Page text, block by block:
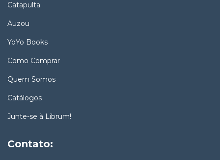
Catapulta
Auzou
YoYo Books
Como Comprar
Quem Somos
Catálogos
Junte-se à Librum!
Contato: